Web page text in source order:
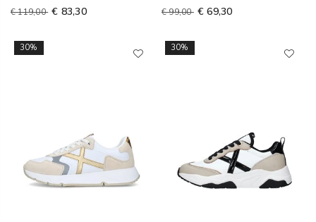
€ 119,00 € 83,30 € 99,00 € 69,30
30% 30%